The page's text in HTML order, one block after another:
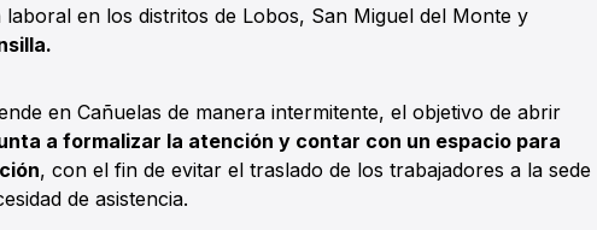
en los distritos de Lobos, San Miguel del Monte y
en Cañuelas de manera intermitente, el objetivo de abrir
a formalizar la atención y contar con un espacio para
, con el fin de evitar el traslado de los trabajadores a la sede
de asistencia.